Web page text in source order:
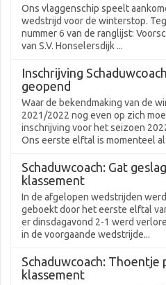
Ons vlaggenschip speelt
wedstrijd voor de winterstop.
nummer 6 van de ranglijst:
van S.V. Honselersdijk ...
Inschrijving
geopend
Waar de bekendmaking van de
2021/2022 nog even op zich
inschrijving voor het seizoen
Ons eerste elftal is momenteel al
Schaduwcoach: Gat
klassement
In de afgelopen wedstrijden
geboekt door het eerste elftal
er dinsdagavond 2-1 werd
in de voorgaande wedstrijde...
Schaduwcoach: Thoentje
klassement